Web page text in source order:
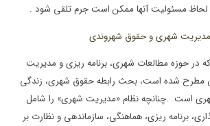
لحاظ مسئولیت آنها ممکن است جرم تلقی شود .
مدیریت شهری و حقوق شهروندی
در حوزه مطالعات شهری، برنامه ریزی و مدیریت
مطرح شده است، بحث رابطه حقوق شهری، زندگی
است .چنانچه نظام «مدیریت شهری» را شامل
برنامه ریزی، هماهنگی، سازماندهی و نظارت بر